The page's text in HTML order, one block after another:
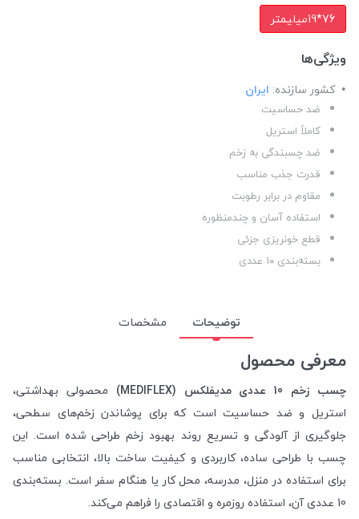
76*19میلیمتر
ویژگی‌ها
کشور سازنده: ایران
ضد حساسیت
کاملاً استریل
ضد چسبندگی به زخم
قدرت جذب مناسب
مقاوم در برابر رطوبت
استفاده آسان و چندمنظوره
قطع خونریزی جزئی
بسته‌بندی ۱۰ عددی
توضیحات مشخصات
معرفی محصول
چسب زخم 10 عددی مدیفلکس (MEDIFLEX)
محصولی بهداشتی،
استریل و ضد حساسیت است که برای پوشاندن زخم‌های سطحی،
جلوگیری از آلودگی و تسریع روند بهبود زخم طراحی شده است. این
چسب با طراحی ساده، کاربردی و کیفیت ساخت بالا، انتخابی مناسب
برای استفاده در منزل، مدرسه، محل کار یا هنگام سفر است. بسته‌بندی
10 عددی آن، استفاده روزمره و اقتصادی را فراهم می‌کند.